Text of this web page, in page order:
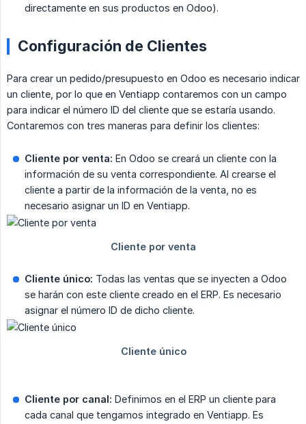
directamente en sus productos en Odoo).
Configuración de Clientes
Para crear un pedido/presupuesto en Odoo es necesario indicar
un cliente, por lo que en Ventiapp contaremos con un campo
para indicar el número ID del cliente que se estaría usando.
Contaremos con tres maneras para definir los clientes:
Cliente por venta: En Odoo se creará un cliente con la
información de su venta correspondiente. Al crearse el
cliente a partir de la información de la venta, no es
necesario asignar un ID en Ventiapp.
Cliente único: Todas las ventas que se inyecten a Odoo
se harán con este cliente creado en el ERP. Es necesario
asignar el número ID de dicho cliente.
Cliente por canal: Definimos en el ERP un cliente para
cada canal que tengamos integrado en Ventiapp. Es